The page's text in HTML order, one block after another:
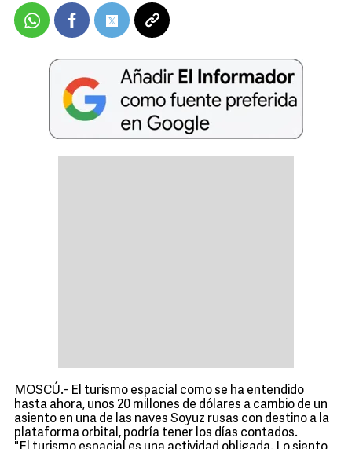
MOSCÚ.- El turismo espacial como se ha entendido
hasta ahora, unos 20 millones de dólares a cambio de un
asiento en una de las naves Soyuz rusas con destino a la
plataforma orbital, podría tener los días contados.